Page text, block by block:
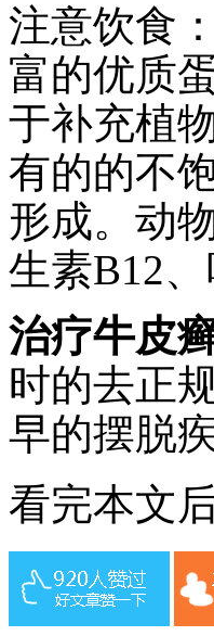
注意饮食
富的优质
于补充植
有的的不
形成。动
生素B12
治疗牛皮
时的去正
早的摆脱
看完本文后